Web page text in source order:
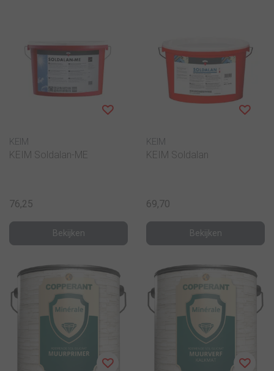
KEIM
KEIM Soldalan-ME
76,25
Bekijken
KEIM
KEIM Soldalan
69,70
Bekijken